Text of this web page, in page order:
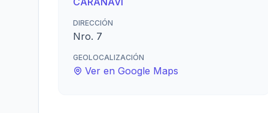
DIRECCIÓN
Nro. 7
GEOLOCALIZACIÓN
Ver en Google Maps